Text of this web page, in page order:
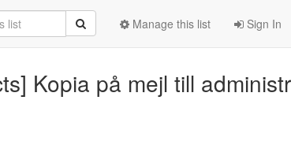
Sign In
Manage this list
Kopia på mejl till